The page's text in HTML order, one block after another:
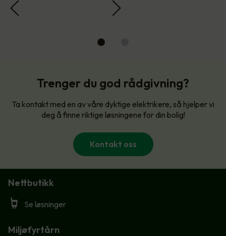
Trenger du god rådgivning?
Ta kontakt med en av våre dyktige elektrikere, så hjelper vi
deg å finne riktige løsningene for din bolig!
Kontakt oss
Nettbutikk
Se løsninger
Miljøfyrtårn